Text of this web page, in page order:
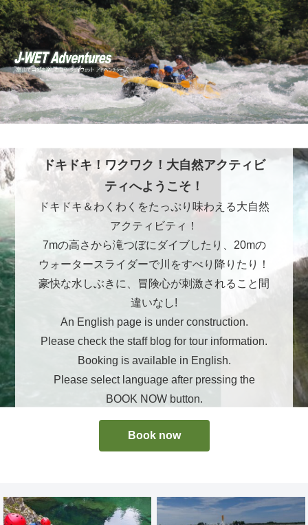
ドキドキ！ワクワク！大自然アクティビ
ティへようこそ！
ドキドキ＆わくわくをたっぷり味わえる大自然
アクティビティ！
7mの高さから滝つぼにダイブしたり、20mの
ウォータースライダーで川をすべり降りたり！
豪快な水しぶきに、冒険心が刺激されること間
違いなし!
An English page is under construction.
Please check the staff blog for tour information.
Booking is available in English.
Please select language after pressing the
BOOK NOW button.
Book now